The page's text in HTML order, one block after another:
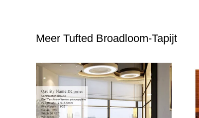
Meer Tufted Broadloom-Tapijt